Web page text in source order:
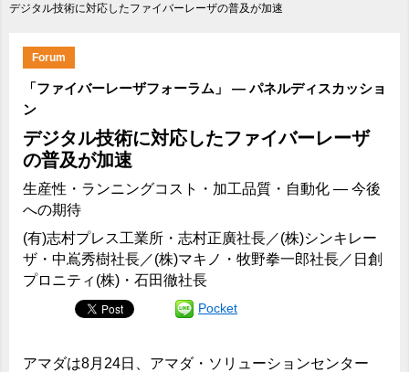
デジタル技術に対応したファイバーレーザの普及が加速
Forum
「ファイバーレーザフォーラム」 ― パネルディスカッショ
ン
デジタル技術に対応したファイバーレーザ
の普及が加速
生産性・ランニングコスト・加工品質・自動化 ― 今後
への期待
(有)志村プレス工業所・志村正廣社長／(株)シンキレー
ザ・中嶌秀樹社長／(株)マキノ・牧野拳一郎社長／日創
プロニティ(株)・石田徹社長
Pocket
アマダは8月24日、アマダ・ソリューションセンター